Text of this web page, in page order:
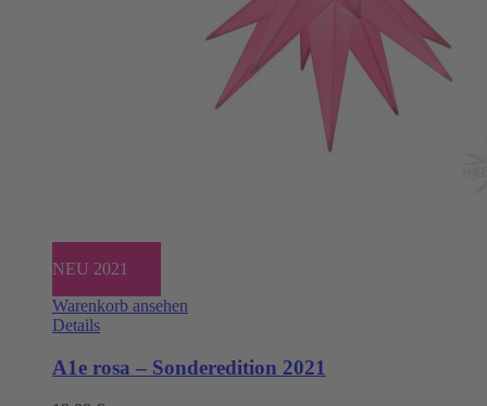
NEU 2021
Warenkorb ansehen
Details
A1e rosa – Sonderedition 2021